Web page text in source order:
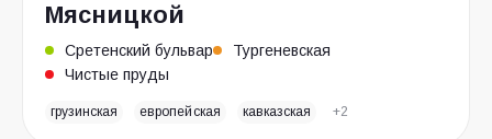
Мясницкой
Сретенский бульвар
Тургеневская
Чистые пруды
грузинская европейская кавказская +2